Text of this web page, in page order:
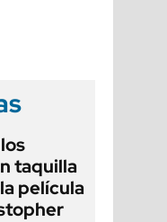
taquilla
película